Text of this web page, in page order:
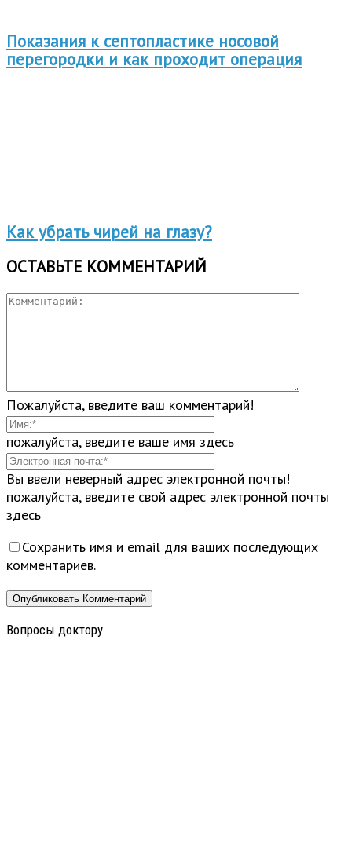
Показания к септопластике носовой
перегородки и как проходит операция
Как убрать чирей на глазу?
ОСТАВЬТЕ КОММЕНТАРИЙ
Пожалуйста, введите ваш комментарий!
пожалуйста, введите ваше имя здесь
Вы ввели неверный адрес электронной почты!
пожалуйста, введите свой адрес электронной почты
здесь
Сохранить имя и email для ваших последующих
комментариев.
Вопросы доктору